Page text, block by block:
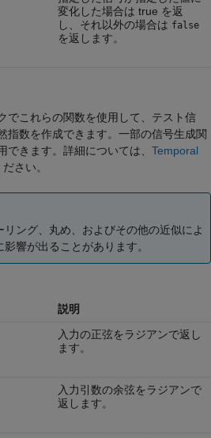
変化した場合は true を返
し、それ以外の場合は false
を返します。
でこれらの関数を使用して、テスト信
指数を作成できます。一部の信号生成関
できます。詳細については、 Temporal
さい。
リング、丸め、およびその他の近似によ
響が出ることがあります。
説明
入力の正弦をラジアンで返し
ます。
入力引数の余弦をラジアンで
返します。